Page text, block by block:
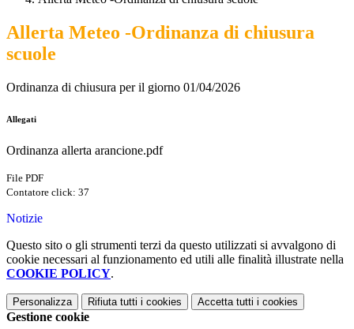
Allerta Meteo -Ordinanza di chiusura
scuole
Ordinanza di chiusura per il giorno 01/04/2026
Allegati
Ordinanza allerta arancione.pdf
File PDF
Contatore click: 37
Notizie
Questo sito o gli strumenti terzi da questo utilizzati si avvalgono di
cookie necessari al funzionamento ed utili alle finalità illustrate nella
COOKIE POLICY.
Personalizza Rifiuta tutti i cookies Accetta tutti i cookies
Gestione cookie